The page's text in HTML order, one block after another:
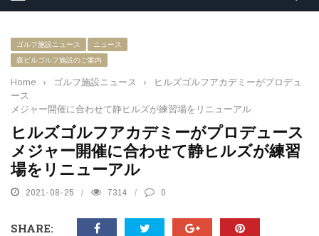
ゴルフ施設ニュース
ニュース
森ビルゴルフ施設のご案内
Home › ゴルフ施設ニュース ›
ヒルズゴルフアカデミーがプロデュ
ース
メジャー開催に合わせて静ヒルズが練習場をリニューアル
ヒルズゴルフアカデミーがプロデュース
メジャー開催に合わせて静ヒルズが練習
場をリニューアル
2021-08-25 7314 0
SHARE: